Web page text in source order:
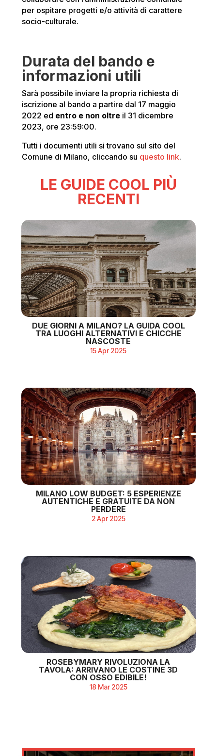
per ospitare progetti e/o attività di carattere
socio-culturale.
Durata del bando e
informazioni utili
Sarà possibile inviare la propria richiesta di
iscrizione al bando a partire dal 17 maggio
2022 ed entro e non oltreil 31 dicembre
2023, ore 23:59:00.
Tutti i documenti utili si trovano sul sito del
Comune di Milano, cliccando su questo link.
LE GUIDE COOL PIÙ
RECENTI
DUE GIORNI A MILANO? LA GUIDA COOL
TRA LUOGHI ALTERNATIVI E CHICCHE
NASCOSTE
15 Apr 2025
MILANO LOW BUDGET: 5 ESPERIENZE
AUTENTICHE E GRATUITE DA NON
PERDERE
2 Apr 2025
ROSEBYMARY RIVOLUZIONA LA
TAVOLA: ARRIVANO LE COSTINE 3D
CON OSSO EDIBILE!
18 Mar 2025